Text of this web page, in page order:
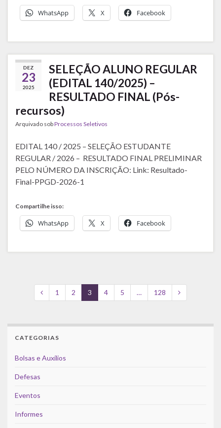
WhatsApp X Facebook
DEZ
23
2025
SELEÇÃO ALUNO REGULAR
(EDITAL 140/2025) –
RESULTADO FINAL (Pós-
recursos)
Arquivado sobProcessos Seletivos
EDITAL 140 / 2025 – SELEÇÃO ESTUDANTE
REGULAR / 2026 – RESULTADO FINAL PRELIMINAR
PELO NÚMERO DA INSCRIÇÃO: Link: Resultado-
Final-PPGD-2026-1
Compartilhe isso:
WhatsApp X Facebook
1 2 3 4 5 … 128
CATEGORIAS
Bolsas e Auxílios
Defesas
Eventos
Informes